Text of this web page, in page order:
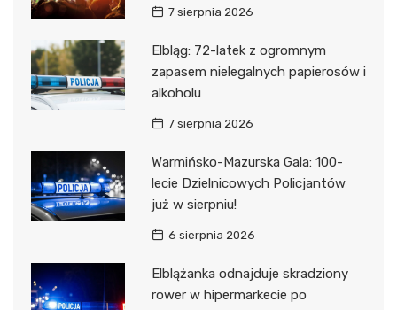
7 sierpnia 2026
Elbląg: 72-latek z ogromnym
zapasem nielegalnych papierosów i
alkoholu
7 sierpnia 2026
Warmińsko-Mazurska Gala: 100-
lecie Dzielnicowych Policjantów
już w sierpniu!
6 sierpnia 2026
Elblążanka odnajduje skradziony
rower w hipermarkecie po